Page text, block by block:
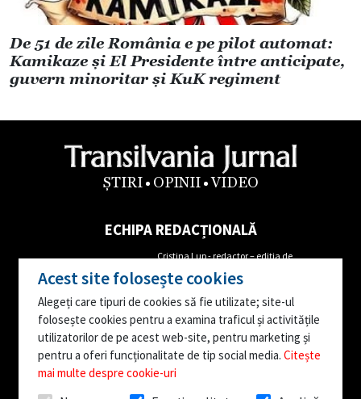
De 51 de zile România e pe pilot automat:
Kamikaze și El Presidente între anticipate,
guvern minoritar și KuK regiment
ȘTIRI OPINII VIDEO
ECHIPA REDACȚIONALĂ
Tel: 0762655681
Augustin Danci- Director
Editorial
Tel: 0746163842
Cristina Lup - redactor – ediția de
Mircea Iordache- redactor corespondent
Ioana Popa – reporter corespondent
Ana Moruțan- reporter corespondent
Editor video – Vasile Stejerean
Acest site folosește cookies
Alegeți care tipuri de cookies să fie utilizate; site-ul
folosește cookies pentru a examina traficul și activitățile
utilizatorilor de pe acest web-site, pentru marketing și
pentru a oferi funcționalitate de tip social media. Citește
mai multe despre cookie-uri